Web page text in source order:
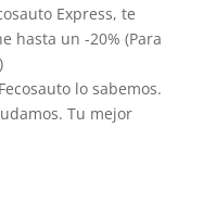
Express, te
hasta un -20% (Para
lo sabemos.
Tu mejor